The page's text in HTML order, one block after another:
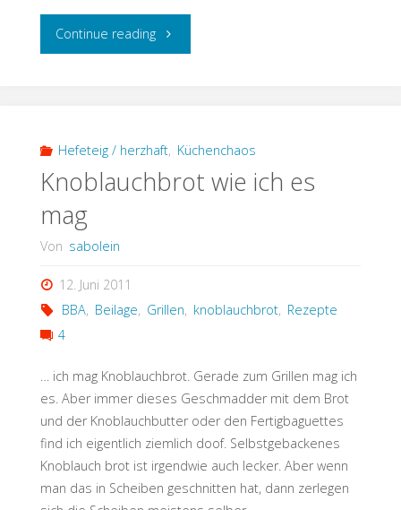
Continue reading"Tassenparade
bei
Sabo"
Hefeteig / herzhaft, Küchenchaos
Knoblauchbrot wie ich es
mag
Von sabolein
12. Juni 2011
BBA, Beilage, Grillen, knoblauchbrot, Rezepte
4
… ich mag Knoblauchbrot. Gerade zum Grillen mag ich
es. Aber immer dieses Geschmadder mit dem Brot
und der Knoblauchbutter oder den Fertigbaguettes
find ich eigentlich ziemlich doof. Selbstgebackenes
Knoblauch brot ist irgendwie auch lecker. Aber wenn
man das in Scheiben geschnitten hat, dann zerlegen